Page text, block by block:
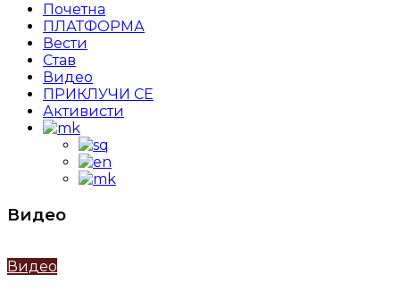
Почетна
ПЛАТФОРМА
Вести
Став
Видео
ПРИКЛУЧИ СЕ
Активисти
Видео
Видео